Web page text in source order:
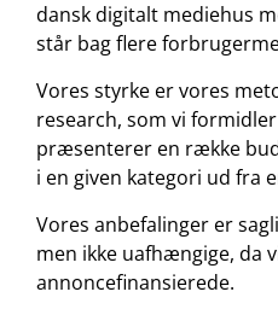
dansk digitalt mediehus
står bag flere
Vores styrke er vores
research, som vi
præsenterer en række
i en given kategori ud fra
Vores anbefalinger er
men ikke uafhængige, da
annoncefinansierede.